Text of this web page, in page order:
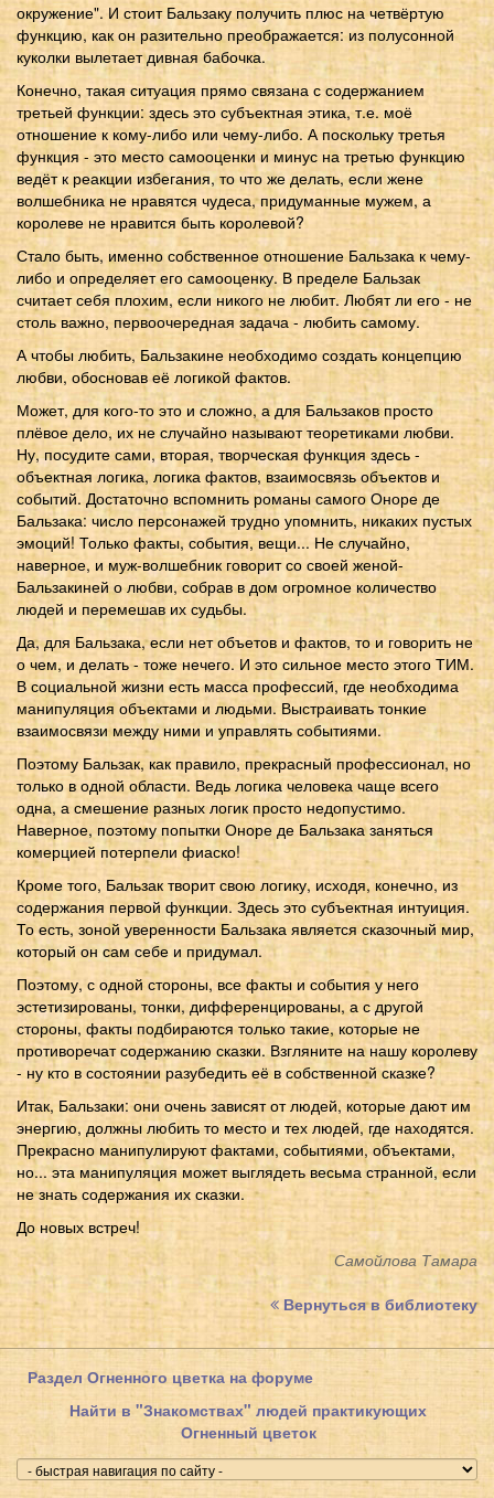
окружение". И стоит Бальзаку получить плюс на четвёртую
функцию, как он разительно преображается: из полусонной
куколки вылетает дивная бабочка.
Конечно, такая ситуация прямо связана с содержанием
третьей функции: здесь это субъектная этика, т.е. моё
отношение к кому-либо или чему-либо. А поскольку третья
функция - это место самооценки и минус на третью функцию
ведёт к реакции избегания, то что же делать, если жене
волшебника не нравятся чудеса, придуманные мужем, а
королеве не нравится быть королевой?
Стало быть, именно собственное отношение Бальзака к чему-
либо и определяет его самооценку. В пределе Бальзак
считает себя плохим, если никого не любит. Любят ли его - не
столь важно, первоочередная задача - любить самому.
А чтобы любить, Бальзакине необходимо создать концепцию
любви, обосновав её логикой фактов.
Может, для кого-то это и сложно, а для Бальзаков просто
плёвое дело, их не случайно называют теоретиками любви.
Ну, посудите сами, вторая, творческая функция здесь -
объектная логика, логика фактов, взаимосвязь объектов и
событий. Достаточно вспомнить романы самого Оноре де
Бальзака: число персонажей трудно упомнить, никаких пустых
эмоций! Только факты, события, вещи... Не случайно,
наверное, и муж-волшебник говорит со своей женой-
Бальзакиней о любви, собрав в дом огромное количество
людей и перемешав их судьбы.
Да, для Бальзака, если нет объетов и фактов, то и говорить не
о чем, и делать - тоже нечего. И это сильное место этого ТИМ.
В социальной жизни есть масса профессий, где необходима
манипуляция объектами и людьми. Выстраивать тонкие
взаимосвязи между ними и управлять событиями.
Поэтому Бальзак, как правило, прекрасный профессионал, но
только в одной области. Ведь логика человека чаще всего
одна, а смешение разных логик просто недопустимо.
Наверное, поэтому попытки Оноре де Бальзака заняться
комерцией потерпели фиаско!
Кроме того, Бальзак творит свою логику, исходя, конечно, из
содержания первой функции. Здесь это субъектная интуиция.
То есть, зоной уверенности Бальзака является сказочный мир,
который он сам себе и придумал.
Поэтому, с одной стороны, все факты и события у него
эстетизированы, тонки, дифференцированы, а с другой
стороны, факты подбираются только такие, которые не
противоречат содержанию сказки. Взгляните на нашу королеву
- ну кто в состоянии разубедить её в собственной сказке?
Итак, Бальзаки: они очень зависят от людей, которые дают им
энергию, должны любить то место и тех людей, где находятся.
Прекрасно манипулируют фактами, событиями, объектами,
но... эта манипуляция может выглядеть весьма странной, если
не знать содержания их сказки.
До новых встреч!
Самойлова Тамара
Вернуться в библиотеку
Раздел Огненного цветка на форуме
Найти в "Знакомствах" людей практикующих
Огненный цветок